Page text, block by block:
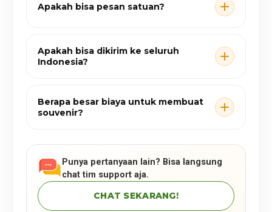
Apakah bisa pesan satuan?
Apakah bisa dikirim ke seluruh
Indonesia?
Berapa besar biaya untuk membuat
souvenir?
Punya pertanyaan lain? Bisa langsung
chat tim support aja.
CHAT SEKARANG!